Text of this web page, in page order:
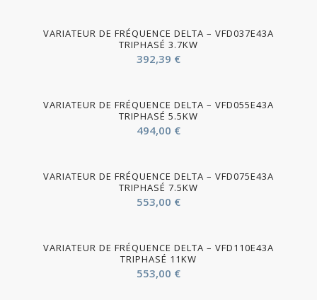
VARIATEUR DE FRÉQUENCE DELTA – VFD037E43A
TRIPHASÉ 3.7KW
392,39 €
VARIATEUR DE FRÉQUENCE DELTA – VFD055E43A
TRIPHASÉ 5.5KW
494,00 €
VARIATEUR DE FRÉQUENCE DELTA – VFD075E43A
TRIPHASÉ 7.5KW
553,00 €
VARIATEUR DE FRÉQUENCE DELTA – VFD110E43A
TRIPHASÉ 11KW
553,00 €